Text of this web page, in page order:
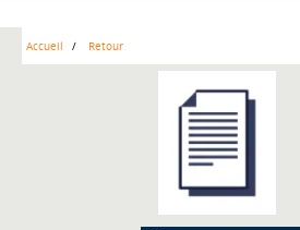
Accueil Retour